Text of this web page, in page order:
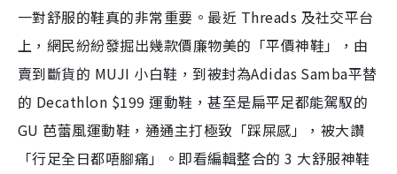
一對舒服的鞋真的非常重要。最近 Threads 及社交平台
上，網民紛紛發掘出幾款價廉物美的「平價神鞋」，由
賣到斷貨的 MUJI 小白鞋，到被封為Adidas Samba平替
的 Decathlon $199 運動鞋，甚至是扁平足都能駕馭的
GU 芭蕾風運動鞋，通通主打極致「踩屎感」，被大讚
「行足全日都唔腳痛」。即看編輯整合的 3 大舒服神鞋